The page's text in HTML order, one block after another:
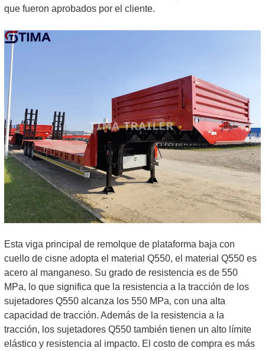
que fueron aprobados por el cliente.
Esta viga principal de remolque de plataforma baja con
cuello de cisne adopta el material Q550, el material Q550 es
acero al manganeso. Su grado de resistencia es de 550
MPa, lo que significa que la resistencia a la tracción de los
sujetadores Q550 alcanza los 550 MPa, con una alta
capacidad de tracción. Además de la resistencia a la
tracción, los sujetadores Q550 también tienen un alto límite
elástico y resistencia al impacto. El costo de compra es más